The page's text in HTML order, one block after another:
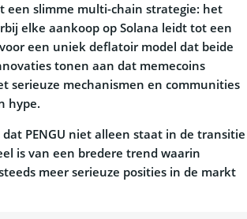
een slimme multi-chain strategie: het
elke aankoop op Solana leidt tot een
een uniek deflatoir model dat beide
tonen aan dat memecoins
serieuze mechanismen en communities
hype.
dat PENGU niet alleen staat in de transitie
is van een bredere trend waarin
meer serieuze posities in de markt